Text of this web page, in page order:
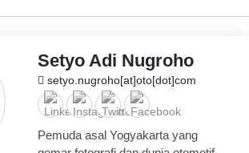
Setyo Adi Nugroho
setyo.nugroho[at]oto[dot]com
Pemuda asal Yogyakarta yang